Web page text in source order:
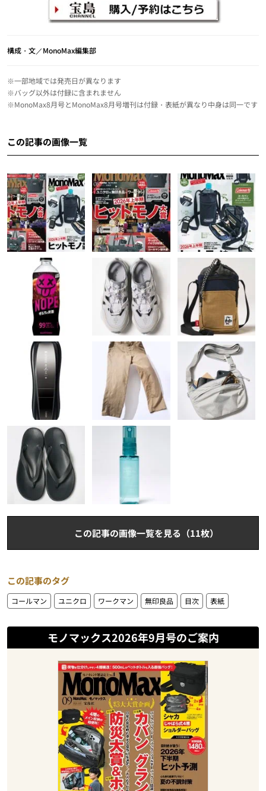
構成・文／MonoMax編集部
※一部地域では発売日が異なります
※バッグ以外は付録に含まれません
※MonoMax8月号とMonoMax8月号増刊は付録・表紙が異なり中身は同一です
この記事の画像一覧
この記事の画像一覧を見る（11枚）
この記事のタグ
コールマン ユニクロ ワークマン 無印良品 目次 表紙
モノマックス2026年9月号のご案内